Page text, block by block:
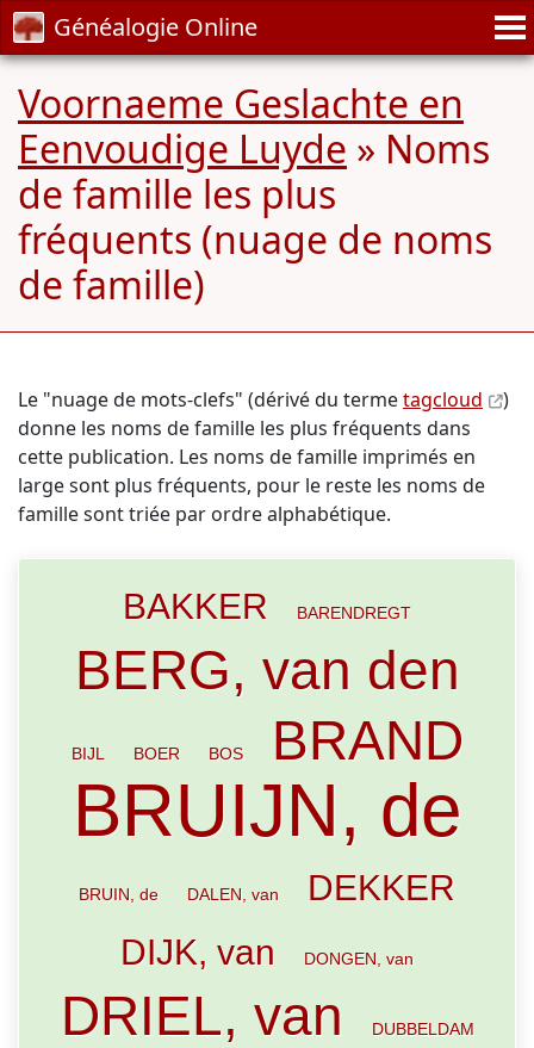
Généalogie Online
Voornaeme Geslachte en
Eenvoudige Luyde » Noms
de famille les plus
fréquents (nuage de noms
de famille)
Le "nuage de mots-clefs" (dérivé du termetagcloud
)
donne les noms de famille les plus fréquents dans
cette publication. Les noms de famille imprimés en
large sont plus fréquents, pour le reste les noms de
famille sont triée par ordre alphabétique.
BAKKER BARENDREGT
BERG, van den
BIJL BOER BOS BRAND
BRUIJN, de
BRUIN, de DALEN, van
DEKKER
DIJK, van
DONGEN, van
DRIEL, van DUBBELDAM